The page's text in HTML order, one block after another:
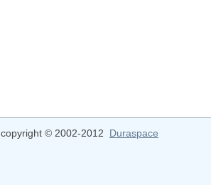
copyright © 2002-2012 Duraspace